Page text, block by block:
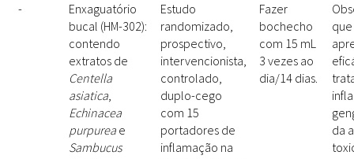
-
Enxaguatório
bucal (HM-302):
contendo
extratos de
Centella
asiatica,
Echinacea
purpurea e
Sambucus
Estudo
randomizado,
prospectivo,
intervencionista,
controlado,
duplo-cego
com 15
portadores de
inflamação na
Fazer
bochecho
com 15 mL
3 vezes ao
dia/14 dias.
que
da